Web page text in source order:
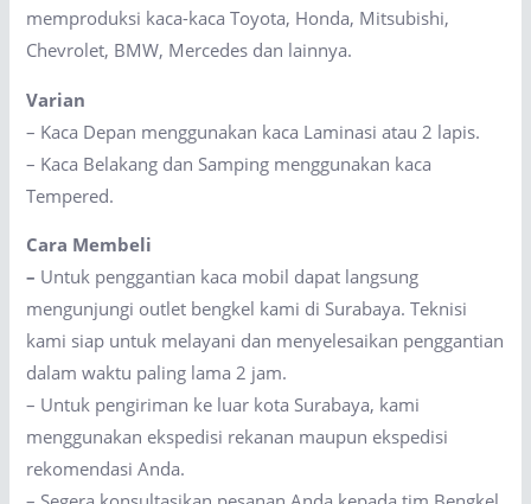
memproduksi kaca-kaca Toyota, Honda, Mitsubishi,
Chevrolet, BMW, Mercedes dan lainnya.
Varian
– Kaca Depan menggunakan kaca Laminasi atau 2 lapis.
– Kaca Belakang dan Samping menggunakan kaca
Tempered.
Cara Membeli
– Untuk penggantian kaca mobil dapat langsung
mengunjungi outlet bengkel kami di Surabaya. Teknisi
kami siap untuk melayani dan menyelesaikan penggantian
dalam waktu paling lama 2 jam.
– Untuk pengiriman ke luar kota Surabaya, kami
menggunakan ekspedisi rekanan maupun ekspedisi
rekomendasi Anda.